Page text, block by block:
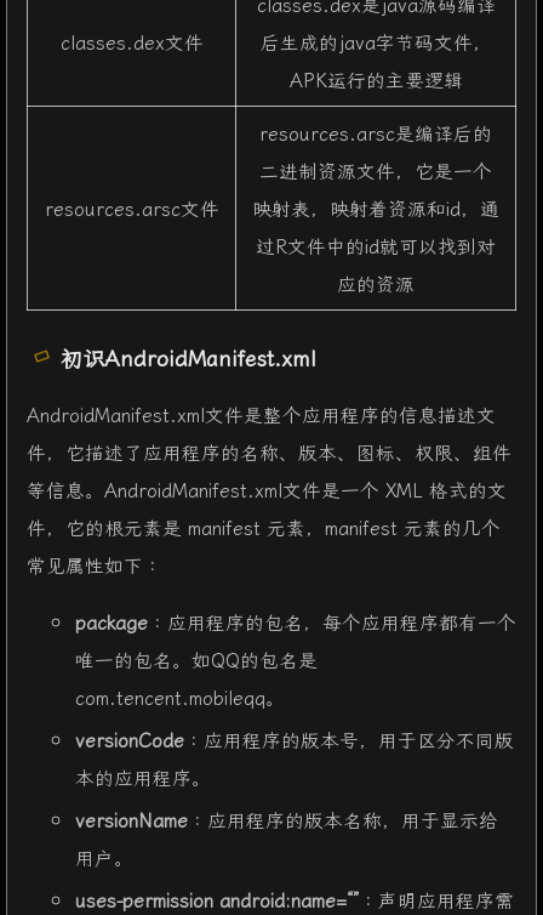
classes.dex文件
后生成的java字节码文件，
APK运行的主要逻辑
resources.arsc文件
resources.arsc是编译后的
二进制资源文件，它是一个
映射表，映射着资源和id，通
过R文件中的id就可以找到对
应的资源
初识AndroidManifest.xml
AndroidManifest.xml文件是整个应用程序的信息描述文
件，它描述了应用程序的名称、版本、图标、权限、组件
等信息。AndroidManifest.xml文件是一个 XML 格式的文
件，它的根元素是 manifest 元素，manifest 元素的几个
常见属性如下：
package ：应用程序的包名，每个应用程序都有一个
唯一的包名。如QQ的包名是
com.tencent.mobileqq。
versionCode ：应用程序的版本号，用于区分不同版
本的应用程序。
versionName ：应用程序的版本名称，用于显示给
用户。
uses-permission android:name=“” ：声明应用程序需